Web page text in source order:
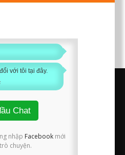
All right reserved.
rõ tên tác giả và nguồn trang khi
hữu ích và cần chia sẻ với cộng
với tôi tại đây.
Chat
nhập Facebook mới
chuyện.